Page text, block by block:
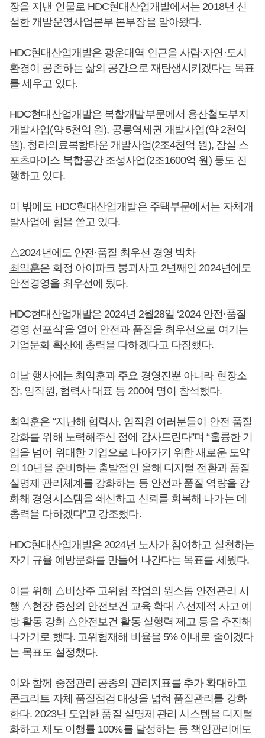
장을 지낸 인물로 HDC현대산업개발에서는 2018년 신
설한 개발운영사업본부 본부장을 맡아왔다.
HDC현대산업개발은 광운대역 인근을 사람·자연·도시
환경이 공존하는 삶의 공간으로 재탄생시키겠다는 목표
를 세우고 있다.
HDC현대산업개발은 복합개발부문에서 용산철도부지
개발사업(약 5천억 원), 공릉역세권 개발사업(약 2천억
원), 청라의료복합타운 개발사업(2조4천억 원), 잠실 스
포츠마이스 복합공간 조성사업(2조1600억 원) 등도 진
행하고 있다.
이 밖에도 HDC현대산업개발은 주택부문에서는 자체개
발사업에 힘을 쏟고 있다.
△2024년에도 안전·품질 최우선 경영 박차
최익훈은 화정 아이파크 붕괴사고 2년째인 2024년에도
안전경영을 최우선에 뒀다.
HDC현대산업개발은 2024년 2월28일 ‘2024 안전·품질
경영 선포식’을 열어 안전과 품질을 최우선으로 여기는
기업문화 확산에 총력을 다하겠다고 다짐했다.
이날 행사에는 최익훈과 주요 경영진뿐 아니라 현장소
장, 임직원, 협력사 대표 등 200여 명이 참석했다.
최익훈은 “지난해 협력사, 임직원 여러분들이 안전 품질
강화를 위해 노력해주신 점에 감사드린다”며 “훌륭한 기
업을 넘어 위대한 기업으로 나아가기 위한 새로운 도약
의 10년을 준비하는 출발점인 올해 디지털 전환과 품질
실명제 관리체계를 강화하는 등 안전과 품질 역량을 강
화해 경영시스템을 쇄신하고 신뢰를 회복해 나가는 데
총력을 다하겠다”고 강조했다.
HDC현대산업개발은 2024년 노사가 참여하고 실천하는
자기 규율 예방문화를 만들어 나간다는 목표를 세웠다.
이를 위해 △비상주 고위험 작업의 원스톱 안전관리 시
행 △현장 중심의 안전보건 교육 확대 △선제적 사고 예
방 활동 강화 △안전보건 활동 실행력 제고 등을 추진해
나가기로 했다. 고위험재해 비율을 5% 이내로 줄이겠다
는 목표도 설정했다.
이와 함께 중점관리 공종의 관리지표를 추가 확대하고
콘크리트 자체 품질점검 대상을 넓혀 품질관리를 강화
한다. 2023년 도입한 품질 실명제 관리 시스템을 디지털
화하고 제도 이행률 100%를 달성하는 등 책임관리에도